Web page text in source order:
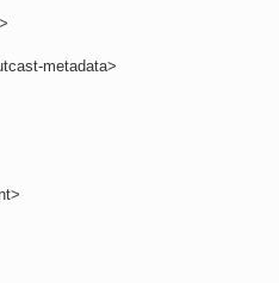
metadata>